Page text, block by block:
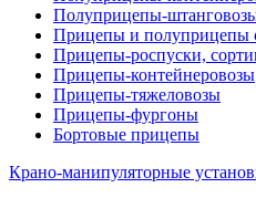
Полуприцепы-
Прицепы и полуприцепы
Прицепы-роспуски,
Прицепы-контейнеровозы
Прицепы-тяжеловозы
Прицепы-фургоны
Бортовые прицепы
Крано-манипуляторные